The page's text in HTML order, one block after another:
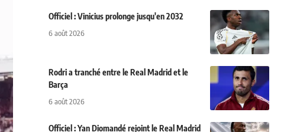
Officiel : Vinicius prolonge jusqu'en 2032
6 août 2026
Rodri a tranché entre le Real Madrid et le
Barça
6 août 2026
Officiel : Yan Diomandé rejoint le Real Madrid